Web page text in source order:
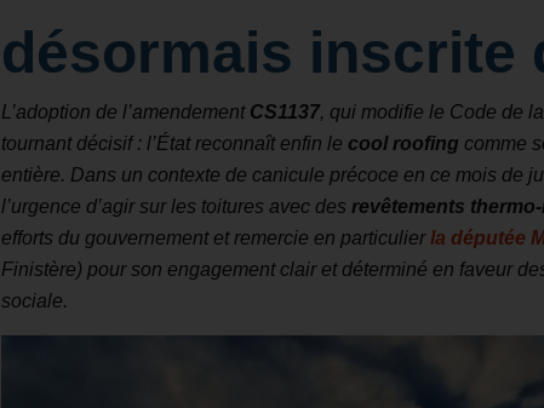
désormais inscrite
L’adoption de l’amendement CS1137, qui modifie le Code de
tournant décisif : l’État reconnaît enfin le cool roofing comme
entière. Dans un contexte de canicule précoce en ce mois de
l’urgence d’agir sur les toitures avec des revêtements
efforts du gouvernement et remercie en particulier la députée
Finistère) pour son engagement clair et déterminé en faveur
sociale.